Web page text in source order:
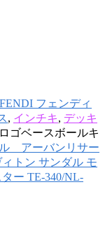
FENDI フェンディ
, インチキ, デッキ
ゴベースボールキ
アーバンリサー
トン サンダル モ
ー TE-340/NL-